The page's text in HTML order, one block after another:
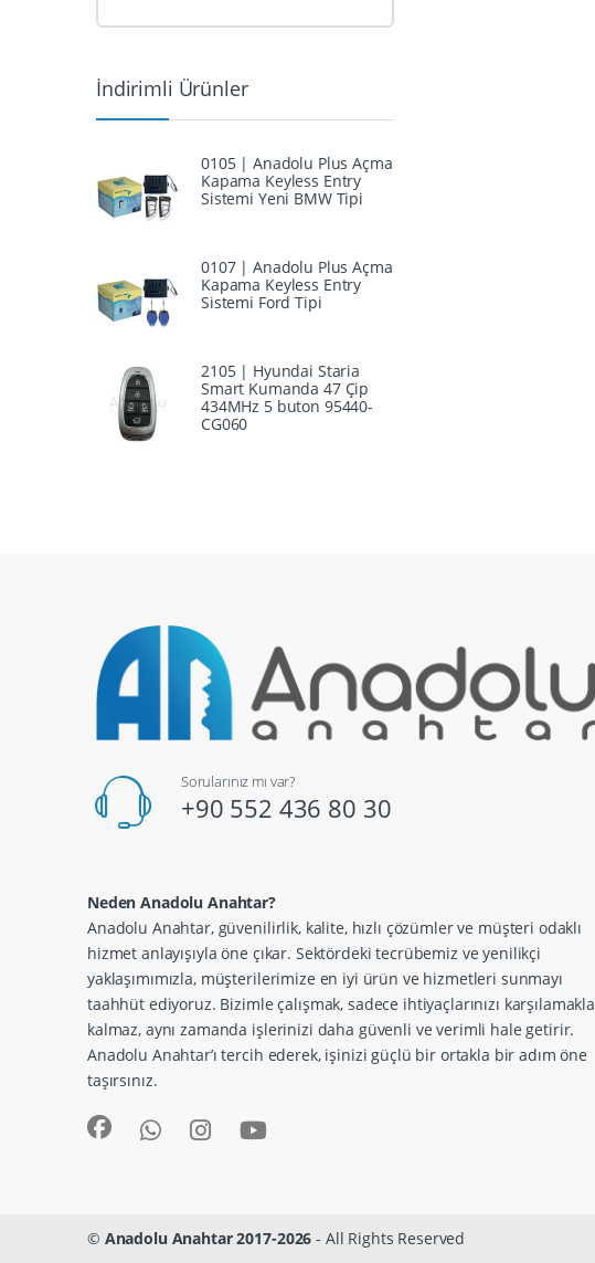
İndirimli Ürünler
0105 | Anadolu Plus Açma
Kapama Keyless Entry
Sistemi Yeni BMW Tipi
0107 | Anadolu Plus Açma
Kapama Keyless Entry
Sistemi Ford Tipi
2105 | Hyundai Staria
Smart Kumanda 47 Çip
434MHz 5 buton 95440-
CG060
Sorularınız mı var?
+90 552 436 80 30
Neden Anadolu Anahtar?
Anadolu Anahtar, güvenilirlik, kalite, hızlı çözümler ve müşteri odaklı
hizmet anlayışıyla öne çıkar. Sektördeki tecrübemiz ve yenilikçi
yaklaşımımızla, müşterilerimize en iyi ürün ve hizmetleri sunmayı
taahhüt ediyoruz. Bizimle çalışmak, sadece ihtiyaçlarınızı karşılamakla
kalmaz, aynı zamanda işlerinizi daha güvenli ve verimli hale getirir.
Anadolu Anahtar’ı tercih ederek, işinizi güçlü bir ortakla bir adım öne
taşırsınız.
© Anadolu Anahtar 2017-2026 - All Rights Reserved